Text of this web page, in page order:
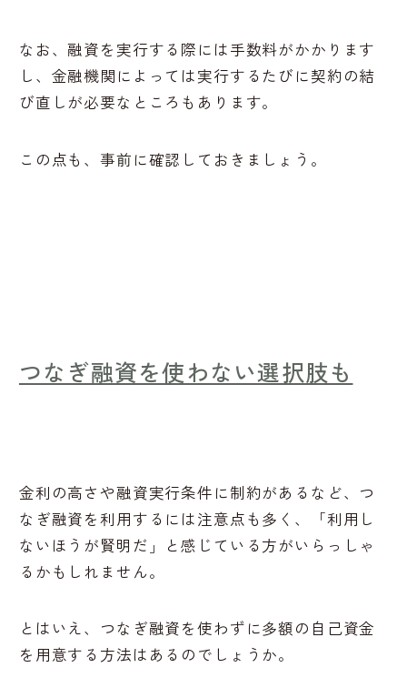
なお、融資を実行する際には手数料がかかります
し、金融機関によっては実行するたびに契約の結
び直しが必要なところもあります。
この点も、事前に確認しておきましょう。
つなぎ融資を使わない選択肢も
金利の高さや融資実行条件に制約があるなど、つ
なぎ融資を利用するには注意点も多く、「利用し
ないほうが賢明だ」と感じている方がいらっしゃ
るかもしれません。
とはいえ、つなぎ融資を使わずに多額の自己資金
を用意する方法はあるのでしょうか。